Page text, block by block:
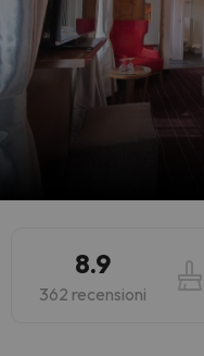
8.9
362 recensioni